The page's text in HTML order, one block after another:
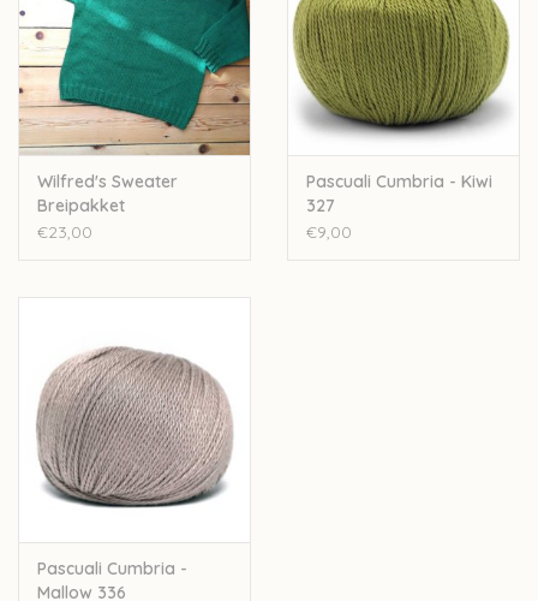
Wilfred's Sweater
Breipakket
€23,00
Pascuali Cumbria - Kiwi
327
€9,00
Pascuali Cumbria -
Mallow 336